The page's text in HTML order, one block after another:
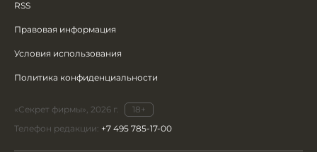
RSS
Правовая информация
Условия использования
Политика конфиденциальности
«Секрет фирмы», 2026 г.
18+
Телефон редакции: +7 495 785-17-00